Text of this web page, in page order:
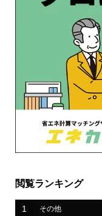
閲覧ランキング
1 その他